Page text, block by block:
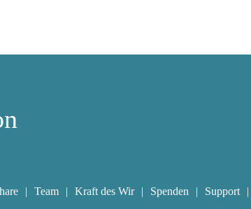
Team Kraft des Wir Spenden Support